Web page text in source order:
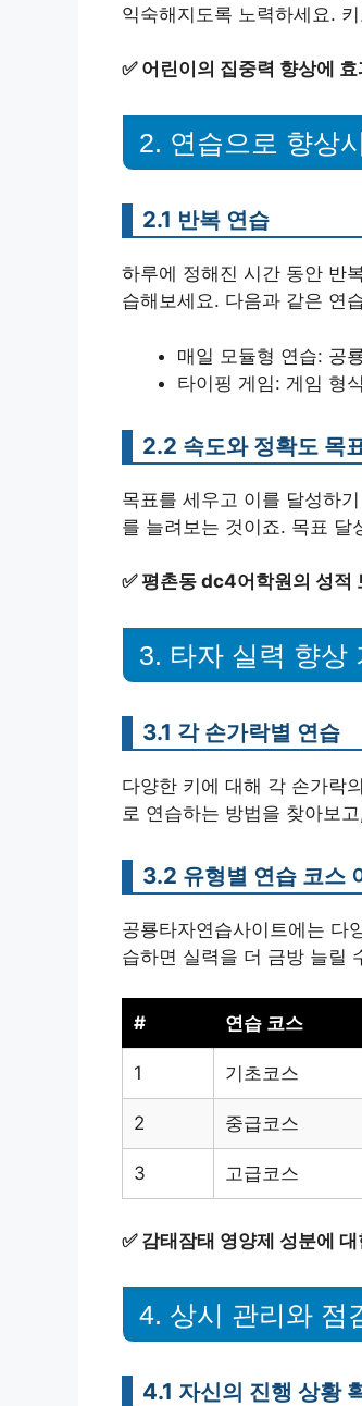
익숙해지도록 노력하세요.
✅ 어린이의 집중력 향상에
2. 연습으로 향상
2.1 반복 연습
하루에 정해진 시간 동안 반
습해보세요. 다음과 같은 연
매일 모듈형 연습: 공
타이핑 게임: 게임 형
2.2 속도와 정확도 목
목표를 세우고 이를 달성하
를 늘려보는 것이죠. 목표 달
✅평촌동 dc4어학원의 성적
3. 타자 실력 향상
3.1 각 손가락별 연습
다양한 키에 대해 각 손가락
로 연습하는 방법을 찾아보
3.2 유형별 연습 코스
공룡타자연습사이트에는 다
습하면 실력을 더 금방 늘릴
# 연습 코스
1 기초코스
2 중급코스
3 고급코스
✅ 감태잠태 영양제 성분에
4. 상시 관리와 점
4.1 자신의 진행 상황